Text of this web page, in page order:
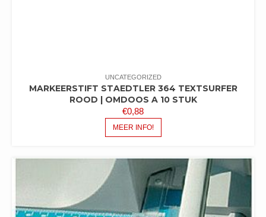
UNCATEGORIZED
MARKEERSTIFT STAEDTLER 364 TEXTSURFER
ROOD | OMDOOS A 10 STUK
€0,88
MEER INFO!